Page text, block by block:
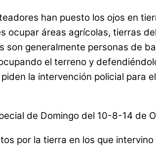
han puesto los ojos en
ocupar áreas agrícolas, tierras
generalmente personas de
el terreno y
la intervención policial para
de Domingo del 10-8-14 de
por la tierra en los que intervino